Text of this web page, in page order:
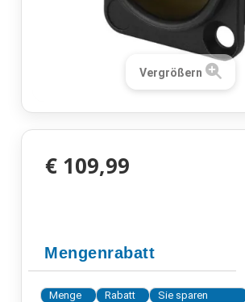
Vergrößern
€ 109,99
Mengenrabatt
Menge Rabatt
Sie sparen